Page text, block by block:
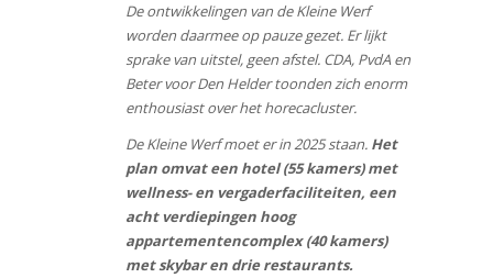
De ontwikkelingen van de Kleine Werf
worden daarmee op pauze gezet. Er lijkt
sprake van uitstel, geen afstel. CDA, PvdA en
Beter voor Den Helder toonden zich enorm
enthousiast over het horecacluster.
De Kleine Werf moet er in 2025 staan. Het
plan omvat een hotel (55 kamers) met
wellness- en vergaderfaciliteiten, een
acht verdiepingen hoog
appartementencomplex (40 kamers)
met skybar en drie restaurants.